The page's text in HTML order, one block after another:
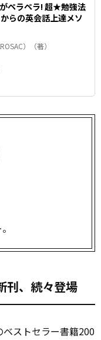
ペラペラ! 超★勉強法
からの英会話上達メソ
）（著）
刊、続々登場
ストセラー書籍200